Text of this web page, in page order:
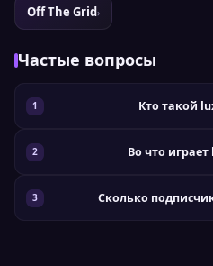
Off The Grid›
Частые вопросы
Кто такой
Во что
Сколько